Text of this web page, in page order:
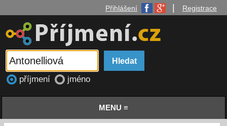
Přihlášení Registrace
příjmení jméno
MENU ≡